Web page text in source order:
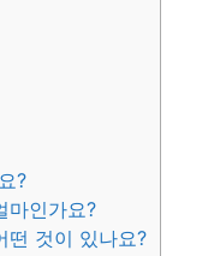
?
마인가요?
떤 것이 있나요?